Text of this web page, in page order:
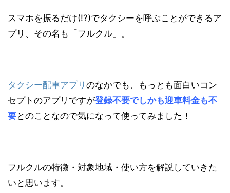
スマホを振るだけ(!?)でタクシーを呼ぶことができるア
プリ、その名も「 フルクル 」。
タクシー配車アプリ のなかでも、もっとも面白いコン
セプトのアプリですが登録不要でしかも迎車料金も不
要とのことなので気になって使ってみました！
フルクルの特徴・対象地域・使い方を解説していきた
いと思います。